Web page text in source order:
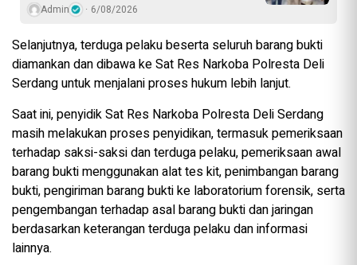
Admin 6/08/2026
Selanjutnya, terduga pelaku beserta seluruh barang bukti
diamankan dan dibawa ke Sat Res Narkoba Polresta Deli
Serdang untuk menjalani proses hukum lebih lanjut.
Saat ini, penyidik Sat Res Narkoba Polresta Deli Serdang
masih melakukan proses penyidikan, termasuk pemeriksaan
terhadap saksi-saksi dan terduga pelaku, pemeriksaan awal
barang bukti menggunakan alat tes kit, penimbangan barang
bukti, pengiriman barang bukti ke laboratorium forensik, serta
pengembangan terhadap asal barang bukti dan jaringan
berdasarkan keterangan terduga pelaku dan informasi
lainnya.